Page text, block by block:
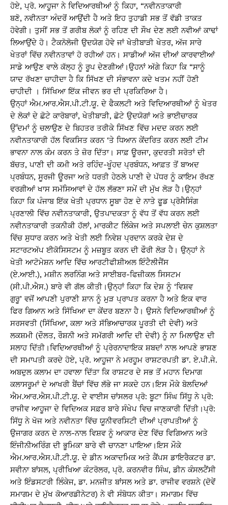
ਹੋਏ, ਪ੍ਰੋ. ਆਹੂਜਾ ਨੇ ਵਿਦਿਆਰਥੀਆਂ ਨੂੰ ਕਿਹਾ, “ਨਵੀਨਤਾਕਾਰੀ
ਬਣੋ, ਨਵੀਨਤਾ ਅੰਦਰੋਂ ਆਉਂਦੀ ਹੈ ਅਤੇ ਇਹ ਤੁਹਾਡੀ ਸਭ ਤੋਂ ਵੱਡੀ ਤਾਕਤ
ਹੋਵੇਗੀ। ਤੁਸੀਂ ਸਭ ਤੋਂ ਗਰੀਬ ਲੋਕਾਂ ਨੂੰ ਰਹਿਣ ਦੀ ਸੌਖ ਦੇਣ ਲਈ ਨਵੀਆਂ ਕਾਢਾਂ
ਲਿਆਉਂਦੇ ਹੋ। ਟੈਕਨੋਲੋਜੀ ਉਦਯੋਗ ਹੋਵੇ ਜਾਂ ਖੇਤੀਬਾੜੀ ਖੇਤਰ, ਅੱਜ ਸਾਰੇ
ਖੇਤਰਾਂ ਵਿੱਚ ਨਵੀਨਤਾਵਾਂ ਹੋ ਰਹੀਆਂ ਹਨ। ਸਾਡੀਆਂ ਅੱਜ ਦੀਆਂ ਕਾਰਵਾਈਆਂ
ਸਾਡੇ ਆਉਣ ਵਾਲੇ ਕੱਲ੍ਹ ਨੂੰ ਰੂਪ ਦੇਣਗੀਆਂ।ਉਹਨਾਂ ਅੱਗੇ ਕਿਹਾ ਕਿ “ਸਾਨੂੰ
ਯਾਦ ਰੱਖਣਾ ਚਾਹੀਦਾ ਹੈ ਕਿ ਸਿੱਖਣ ਦੀ ਸੰਭਾਵਨਾ ਕਦੇ ਖਤਮ ਨਹੀਂ ਹੋਣੀ
ਚਾਹੀਦੀ । ਸਿੱਖਿਆ ਇੱਕ ਜੀਵਨ ਭਰ ਦੀ ਪ੍ਰਕਿਰਿਆ ਹੈ।
ਉਨ੍ਹਾਂ ਐਮ.ਆਰ.ਐਸ.ਪੀ.ਟੀ.ਯੂ. ਦੇ ਫੈਕਲਟੀ ਅਤੇ ਵਿਦਿਆਰਥੀਆਂ ਨੂੰ ਖੇਤਰ
ਦੇ ਲੋਕਾਂ ਦੇ ਛੋਟੇ ਕਾਰੋਬਾਰਾਂ, ਖੇਤੀਬਾੜੀ, ਛੋਟੇ ਉਦਯੋਗਾਂ ਅਤੇ ਭਾਈਚਾਰਕ
ਉੱਦਮਾਂ ਨੂੰ ਚਲਾਉਣ ਦੇ ਬਿਹਤਰ ਤਰੀਕੇ ਸਿੱਖਣ ਵਿੱਚ ਮਦਦ ਕਰਨ ਲਈ
ਨਵੀਨਤਾਕਾਰੀ ਹੱਲ ਵਿਕਸਿਤ ਕਰਨ ‘ਤੇ ਧਿਆਨ ਕੇਂਦਰਿਤ ਕਰਨ ਲਈ ਟੀਮ
ਭਾਵਨਾ ਨਾਲ ਕੰਮ ਕਰਨ ਤੇ ਜ਼ੋਰ ਦਿੱਤਾ। ਸਾਫ਼ ਊਰਜਾ, ਕੁਦਰਤੀ ਸਰੋਤਾਂ ਦੀ
ਬੱਚਤ, ਪਾਣੀ ਦੀ ਕਮੀ ਅਤੇ ਰਹਿੰਦ-ਖੂੰਹਦ ਪ੍ਰਬੰਧਨ, ਆਫ਼ਤ ਤੋਂ ਬਾਅਦ
ਪ੍ਰਬੰਧਨ, ਸੂਰਜੀ ਊਰਜਾ ਅਤੇ ਧਰਤੀ ਹੇਠਲੇ ਪਾਣੀ ਦੇ ਪੱਧਰ ਨੂੰ ਕਾਇਮ ਰੱਖਣ
ਵਰਗੀਆਂ ਖਾਸ ਸਮੱਸਿਆਵਾਂ ਦੇ ਹੱਲ ਲੱਭਣਾ ਸਮੇਂ ਦੀ ਮੁੱਖ ਲੋੜ ਹੈ।ਉਨ੍ਹਾਂ
ਕਿਹਾ ਕਿ ਪੰਜਾਬ ਇੱਕ ਖੇਤੀ ਪ੍ਰਧਾਨ ਸੂਬਾ ਹੋਣ ਦੇ ਨਾਤੇ ਫੂਡ ਪ੍ਰੋਸੈਸਿੰਗ
ਪ੍ਰਣਾਲੀ ਵਿੱਚ ਨਵੀਨਤਾਕਾਰੀ, ਉਤਪਾਦਕਤਾ ਨੂੰ ਵੱਧ ਤੋਂ ਵੱਧ ਕਰਨ ਲਈ
ਨਵੀਨਤਾਕਾਰੀ ਤਕਨੀਕੀ ਹੱਲਾਂ, ਮਾਰਕੀਟ ਲਿੰਕੇਜ ਅਤੇ ਸਪਲਾਈ ਚੇਨ ਕੁਸ਼ਲਤਾ
ਵਿੱਚ ਸੁਧਾਰ ਕਰਨ ਅਤੇ ਖੇਤੀ ਲਈ ਨਿਵੇਸ਼ ਪ੍ਰਦਾਨ ਕਰਕੇ ਦੇਸ਼ ਦੇ
ਸਟਾਰਟਅੱਪ ਈਕੋਸਿਸਟਮ ਨੂੰ ਮਜ਼ਬੂਤ ਕਰਨ ਦੀ ਫੌਰੀ ਲੋੜ ਹੈ। ਉਨ੍ਹਾਂ ਨੇ
ਖੇਤੀ ਆਟੋਮੇਸ਼ਨ ਆਦਿ ਵਿੱਚ ਆਰਟੀਫੀਸ਼ੀਅਲ ਇੰਟੈਲੀਜੈਂਸ
(ਏ.ਆਈ.), ਮਸ਼ੀਨ ਲਰਨਿੰਗ ਅਤੇ ਸਾਈਬਰ-ਫਿਜ਼ੀਕਲ ਸਿਸਟਮ
(ਸੀ.ਪੀ.ਐਸ.) ਬਾਰੇ ਵੀ ਗੱਲ ਕੀਤੀ।ਉਨ੍ਹਾਂ ਕਿਹਾ ਕਿ ਦੇਸ਼ ਨੂੰ ‘ਵਿਸ਼ਵ
ਗੁਰੂ’ ਵਜੋਂ ਆਪਣੀ ਪੁਰਾਣੀ ਸ਼ਾਨ ਨੂੰ ਮੁੜ ਪ੍ਰਾਪਤ ਕਰਨਾ ਹੈ ਅਤੇ ਇਕ ਵਾਰ
ਫਿਰ ਗਿਆਨ ਅਤੇ ਸਿੱਖਿਆ ਦਾ ਕੇਂਦਰ ਬਣਨਾ ਹੈ। ਉਸਨੇ ਵਿਦਿਆਰਥੀਆਂ ਨੂੰ
ਸਰਸਵਤੀ (ਸਿੱਖਿਆ, ਕਲਾ ਅਤੇ ਸੱਭਿਆਚਾਰਕ ਪੂਰਤੀ ਦੀ ਦੇਵੀ) ਅਤੇ
ਲਕਸ਼ਮੀ (ਦੌਲਤ, ਰੌਸ਼ਨੀ ਅਤੇ ਸਮੱਗਰੀ ਆਦਿ ਦੀ ਦੇਵੀ) ਨੂੰ ਨਾ ਮਿਲਾਉਣ ਦੀ
ਸਲਾਹ ਦਿੱਤੀ।ਵਿਦਿਆਰਥੀਆਂ ਨੂੰ ਪ੍ਰੇਰਨਾਦਾਇਕ ਸ਼ਬਦਾਂ ਨਾਲ ਆਪਣੇ ਭਾਸ਼ਣ
ਦੀ ਸਮਾਪਤੀ ਕਰਦੇ ਹੋਏ, ਪ੍ਰੋ. ਆਹੂਜਾ ਨੇ ਮਰਹੂਮ ਰਾਸ਼ਟਰਪਤੀ ਡਾ. ਏ.ਪੀ.ਜੇ.
ਅਬਦੁਲ ਕਲਾਮ ਦਾ ਹਵਾਲਾ ਦਿੱਤਾ ਕਿ ਰਾਸ਼ਟਰ ਦੇ ਸਭ ਤੋਂ ਮਹਾਨ ਦਿਮਾਗ
ਕਲਾਸਰੂਮਾਂ ਦੇ ਆਖਰੀ ਬੈਂਚਾਂ ਵਿੱਚ ਲੱਭੇ ਜਾ ਸਕਦੇ ਹਨ।ਇਸ ਮੌਕੇ ਬੋਲਦਿਆਂ
ਐਮ.ਆਰ.ਐਸ.ਪੀ.ਟੀ.ਯੂ. ਦੇ ਵਾਈਸ ਚਾਂਸਲਰ ਪ੍ਰੋ: ਬੂਟਾ ਸਿੰਘ ਸਿੱਧੂ ਨੇ ਪ੍ਰੋ:
ਰਾਜੀਵ ਆਹੂਜਾ ਦੇ ਵਿਦਿਅਕ ਸਫ਼ਰ ਬਾਰੇ ਸੰਖੇਪ ਵਿਚ ਜਾਣਕਾਰੀ ਦਿੱਤੀ।ਪ੍ਰੋ:
ਸਿੱਧੂ ਨੇ ਖੋਜ ਅਤੇ ਨਵੀਨਤਾ ਵਿੱਚ ਯੂਨੀਵਰਸਿਟੀ ਦੀਆਂ ਪ੍ਰਾਪਤੀਆਂ ਨੂੰ
ਉਜਾਗਰ ਕਰਨ ਦੇ ਨਾਲ-ਨਾਲ ਵਿਸ਼ਵ ਨੂੰ ਆਕਾਰ ਦੇਣ ਵਿੱਚ ਵਿਗਿਆਨ ਅਤੇ
ਇੰਜੀਨੀਅਰਿੰਗ ਦੀ ਭੂਮਿਕਾ ਬਾਰੇ ਵੀ ਚਾਨਣਾ ਪਾਇਆ।ਇਸ ਮੌਕੇ
ਐਮ.ਆਰ.ਐਸ.ਪੀ.ਟੀ.ਯੂ. ਦੇ ਡੀਨ ਅਕਾਦਮਿਕ ਅਤੇ ਕੈਂਪਸ ਡਾਇਰੈਕਟਰ ਡਾ.
ਸਵੀਨਾ ਬਾਂਸਲ, ਪ੍ਰੀਖਿਆ ਕੰਟਰੋਲਰ, ਪ੍ਰੋ. ਕਰਨਵੀਰ ਸਿੰਘ, ਡੀਨ ਕੰਸਲਟੈਂਸੀ
ਅਤੇ ਇੰਡਸਟਰੀ ਲਿੰਕੇਜ, ਡਾ. ਮਨਜੀਤ ਬਾਂਸਲ ਅਤੇ ਡਾ. ਰਾਜੀਵ ਵਰਸ਼ਨੇ (ਦੋਵੇਂ
ਸਮਾਗਮ ਦੇ ਮੁੱਖ ਕੋਆਰਡੀਨੇਟਰ) ਨੇ ਵੀ ਸੰਬੋਧਨ ਕੀਤਾ। ਸਮਾਗਮ ਵਿੱਚ